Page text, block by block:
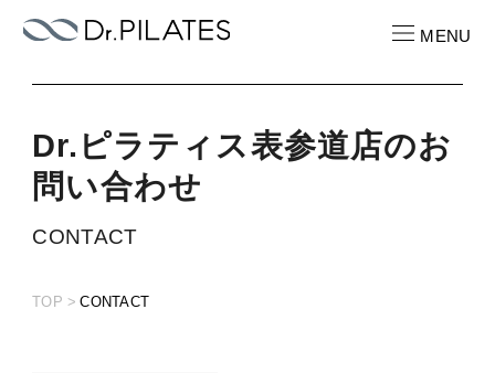
Dr.ピラティス表参道店のお
問 い合わせ
CONTACT
TOP CONTACT
CONTACT
お問い合わせ
MENU